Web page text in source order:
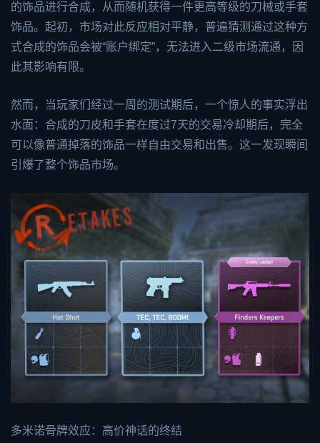
的饰品进行合成，从而随机获得一件更高等级的刀械或手套
饰品。起初，市场对此反应相对平静，普遍猜测通过这种方
式合成的饰品会被“账户绑定”，无法进入二级市场流通，因
此其影响有限。
然而，当玩家们经过一周的测试期后，一个惊人的事实浮出
水面：合成的刀皮和手套在度过7天的交易冷却期后，完全
可以像普通掉落的饰品一样自由交易和出售。这一发现瞬间
引爆了整个饰品市场。
多米诺骨牌效应：高价神话的终结